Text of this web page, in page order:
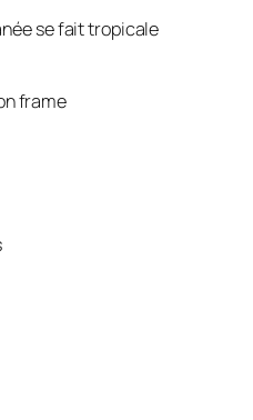
se fait tropicale
frame